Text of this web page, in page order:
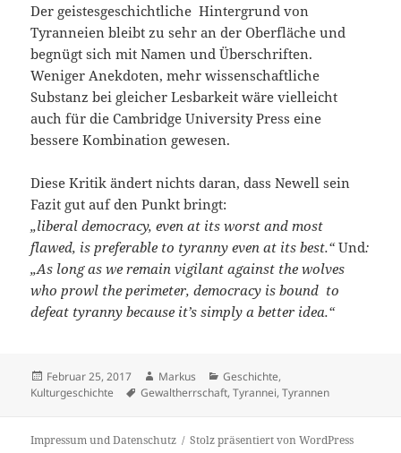
Der geistesgeschichtliche Hintergrund von
Tyranneien bleibt zu sehr an der Oberfläche und
begnügt sich mit Namen und Überschriften.
Weniger Anekdoten, mehr wissenschaftliche
Substanz bei gleicher Lesbarkeit wäre vielleicht
auch für die Cambridge University Press eine
bessere Kombination gewesen.
Diese Kritik ändert nichts daran, dass Newell sein
Fazit gut auf den Punkt bringt:
„liberal democracy, even at its worst and most
flawed, is preferable to tyranny even at its best.“Und:
„As long as we remain vigilant against the wolves
who prowl the perimeter, democracy is bound to
defeat tyranny because it’s simply a better idea.“
Veröffentlicht
am
Februar 25, 2017 Autor
Markus Kategorien
Geschichte,
Kulturgeschichte
Schlagwörter
Gewaltherrschaft,Tyrannei,Tyrannen
Impressum und Datenschutz Stolz präsentiert von WordPress